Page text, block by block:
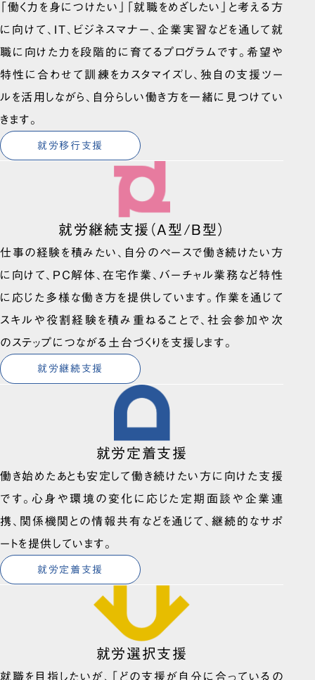
「働く力を身につけたい」「就職をめざしたい」と考える方
に向けて、IT、ビジネスマナー、企業実習などを通して就
職に向けた力を段階的に育てるプログラムです。希望や
特性に合わせて訓練をカスタマイズし、独自の支援ツー
ルを活用しながら、自分らしい働き方を一緒に見つけてい
きます。
就労移行支援
就労継続支援（A型/B型）
仕事の経験を積みたい、自分のペースで働き続けたい方
に向けて、PC解体、在宅作業、バーチャル業務など特性
に応じた多様な働き方を提供しています。作業を通じて
スキルや役割経験を積み重ねることで、社会参加や次
のステップにつながる土台づくりを支援します。
就労継続支援
就労定着支援
働き始めたあとも安定して働き続けたい方に向けた支援
です。心身や環境の変化に応じた定期面談や企業連
携、関係機関との情報共有などを通じて、継続的なサポ
ートを提供しています。
就労定着支援
就労選択支援
就職を目指したいが、「どの支援が自分に合っているの